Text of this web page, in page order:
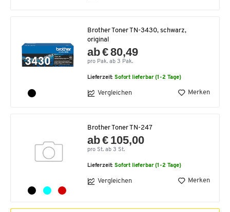
Brother Toner TN-3430, schwarz,
original
ab € 80,49
pro Pak. ab 3 Pak.
Lieferzeit:Sofort lieferbar (1-2 Tage)
Vergleichen Merken
Brother Toner TN-247
ab € 105,00
pro St. ab 3 St.
Lieferzeit:Sofort lieferbar (1-2 Tage)
Vergleichen Merken